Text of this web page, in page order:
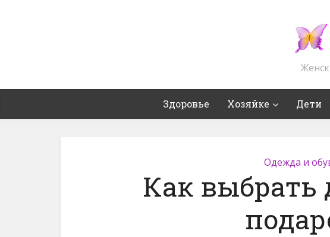
Здоровье Хозяйке Дети
Одежда и
Как